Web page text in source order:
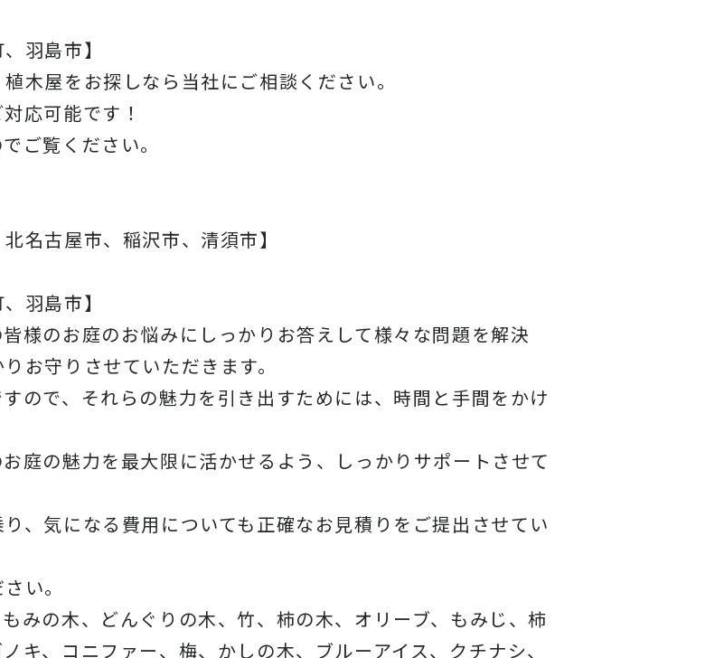
羽島市】
木屋をお探しなら当社にご相談ください。
応可能です！
ご覧ください。
名古屋市、稲沢市、清須市】
羽島市】
様のお庭のお悩みにしっかりお答えして様々な問題を解決
お守りさせていただきます。
ので、それらの魅力を引き出すためには、時間と手間をかけ
庭の魅力を最大限に活かせるよう、しっかりサポートさせて
、気になる費用についても正確なお見積りをご提出させてい
い。
みの木、どんぐりの木、竹、柿の木、オリーブ、もみじ、柿
キ、コニファー、梅、かしの木、ブルーアイス、クチナシ、